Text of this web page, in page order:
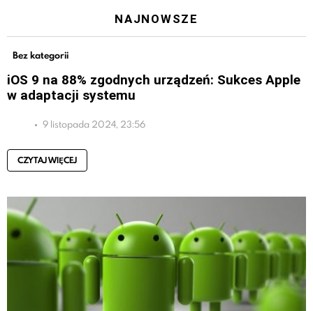
NAJNOWSZE
Bez kategorii
iOS 9 na 88% zgodnych urządzeń: Sukces Apple
w adaptacji systemu
9 listopada 2024, 23:56
CZYTAJ WIĘCEJ